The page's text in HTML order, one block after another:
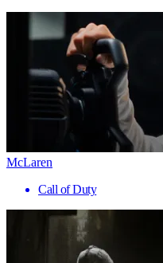
McLaren
Call of Duty